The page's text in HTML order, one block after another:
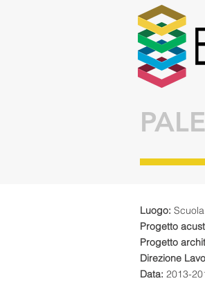
Luogo:
Progetto
Progetto
Direzione
Data: 2013-